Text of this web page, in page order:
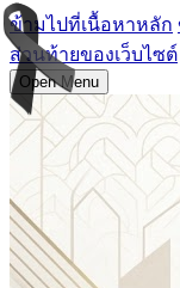
ข้ามไปที่เนื้อหาหลัก
ส่วนท้ายของเว็บไซต์
Open Menu